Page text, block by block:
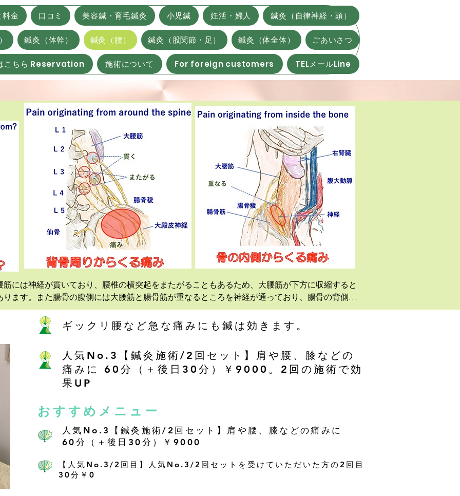
金 口コミ 美容鍼・育毛鍼灸 小児鍼 妊活・婦人 鍼灸（自律神経・頭）
鍼灸（体幹） 鍼灸（腰） 鍼灸（股関節・足） 鍼灸（体全体） ごあいさつ
こちら Reservation 施術について For foreign customers TELメールLine
には神経が貫いており、腰椎の横突起をまたがることもあるため、大腰筋が下方に収縮すると
ます。また腸骨の腹側には大腰筋と腸骨筋が重なるところを神経が通っており、腸骨の背側で
ギックリ腰など急な痛みにも鍼は効きます。
人気No.3【鍼灸施術/2回セット】肩や腰、膝などの
痛みに 60分（＋後日30分）￥9000。2回の施術で効
果UP
おすすめメニュー
人気No.3【鍼灸施術/2回セット】肩や腰、膝などの痛みに
60分（＋後日30分）￥9000
【人気No.3/2回目】人気No.3/2回セットを受けていただいた方の2回目
30分￥0